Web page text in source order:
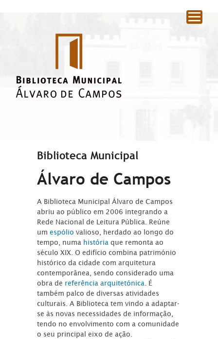
Biblioteca Municipal
Álvaro de Campos
A Biblioteca Municipal Álvaro de Campos
abriu ao público em 2006 integrando a
Rede Nacional de Leitura Pública. Reúne
umespóliovalioso, herdado ao longo do
tempo, numa história que remonta ao
século XIX. O edifício combina património
histórico da cidade com arquitetura
contemporânea, sendo considerado uma
obra de referência arquitetónica . É
também palco de diversas atividades
culturais. A Biblioteca tem vindo a adaptar-
se às novas necessidades de informação,
tendo no envolvimento com a comunidade
o seu principal eixo de ação.